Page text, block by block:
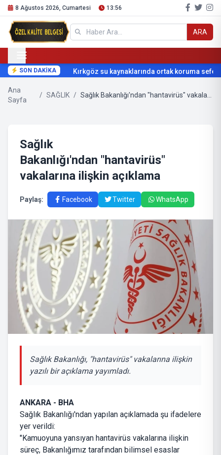
8 Ağustos 2026, Cumartesi 13:56
ARA
SON DAKİKA Kırkgöz su kaynaklarında ortak koruma
Ana
Sayfa
/ SAĞLIK /
Sağlık
Bakanlığı'ndan "hantavirüs"
vakalarına ilişkin açıklama
Paylaş: Facebook Twitter WhatsApp
Sağlık Bakanlığı, "hantavirüs" vakalarına ilişkin
yazılı bir açıklama yayımladı.
ANKARA - BHA
Sağlık Bakanlığı'ndan yapılan açıklamada şu ifadelere
yer verildi:
"Kamuoyuna yansıyan hantavirüs vakalarına ilişkin
süreç, Bakanlığımız tarafından bilimsel esaslar